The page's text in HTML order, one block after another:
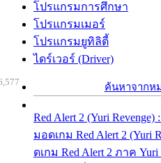
โปรแกรมการศึกษา
โปรแกรมเมอร์
โปรแกรมยูทิลิตี้
ไดร์เวอร์ (Driver)
ค้นหาจากห
Red Alert 2 (Yuri Revenge)
มอดเกม Red Alert 2 (Yuri
ดเกม Red Alert 2 ภาค